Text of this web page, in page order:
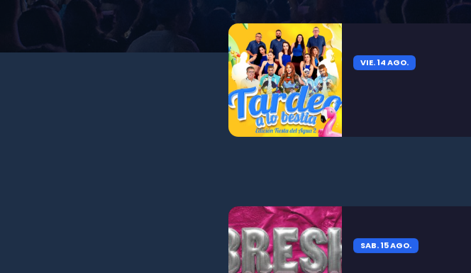
VIE. 14 AGO.
SAB. 15 AGO.